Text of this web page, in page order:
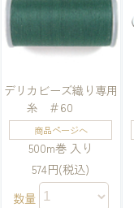
デリカビーズ織り専用
糸 ＃60
商品ページへ
500m巻 入り
574円(税込)
数量